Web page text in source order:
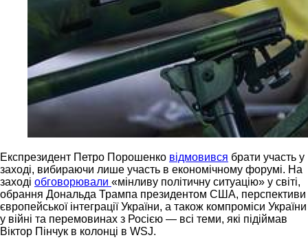
Експрезидент Петро Порошенко відмовився брати участь у
заході, вибираючи лише участь в економічному форумі. На
заході обговорювали «мінливу політичну ситуацію» у світі,
обрання Дональда Трампа президентом США, перспективи
європейської інтеграції України, а також компроміси України
у війні та перемовинах з Росією — всі теми, які підіймав
Віктор Пінчук в колонці в WSJ.